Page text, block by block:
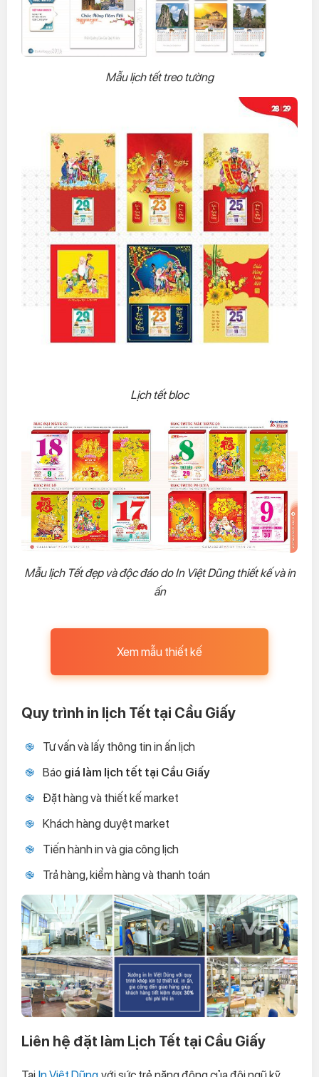
Mẫu lịch tết treo tường
Lịch tết bloc
Mẫu lịch Tết đẹp và độc đáo do In Việt Dũng thiết kế và in
ấn
Xem mẫu thiết kế
Quy trình in lịch Tết tại Cầu Giấy
Tư vấn và lấy thông tin in ấn lịch
Báo giá làm lịch tết tại Cầu Giấy
Đặt hàng và thiết kế market
Khách hàng duyệt market
Tiến hành in và gia công lịch
Trả hàng, kiểm hàng và thanh toán
Liên hệ đặt làm Lịch Tết tại Cầu Giấy